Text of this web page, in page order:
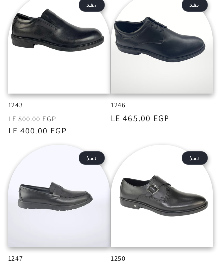
نفذ
1243
السعر
LE 800.00 EGP
بعدLE 400.00 EGP
نفذ
1246
السعر
LE 465.00 EGP
نفذ
1247
نفذ
1250